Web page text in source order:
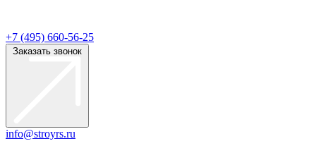
+7 (495) 660-56-25
Заказать звонок
info@stroyrs.ru